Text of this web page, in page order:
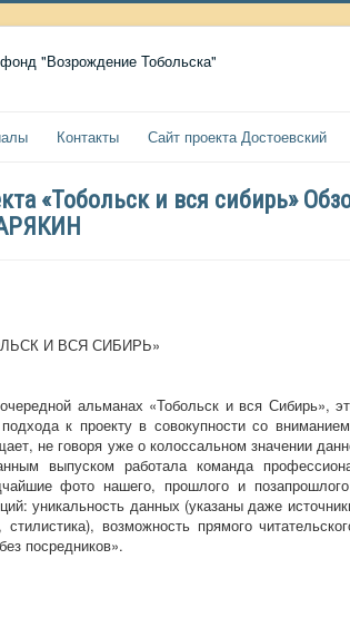
Контакты Сайт проекта Достоевский
«Тобольск и вся сибирь»
И ВСЯ СИБИРЬ»
альманах «Тобольск и вся Сибирь»,
к проекту в совокупности со
не говоря уже о колоссальном значении
выпуском работала команда
фото нашего, прошлого и
уникальность данных (указаны даже
возможность прямого
посредников».